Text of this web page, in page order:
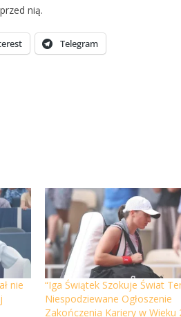
nią.
Telegram
nie
“Iga Świątek Szokuje Świat
Niespodziewane Ogłoszenie
Zakończenia Kariery w Wieku